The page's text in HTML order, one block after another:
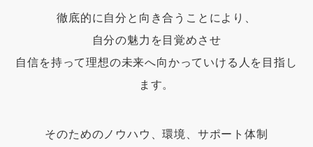
徹底的に自分と向き合うことにより、
自分の魅力を目覚めさせ
自信を持って理想の未来へ向かっていける人を目指し
ます。
そのためのノウハウ、環境、サポート体制